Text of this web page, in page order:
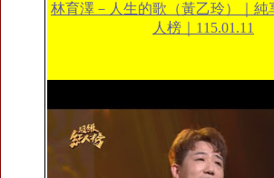
林育澤－人生的歌（黃乙玲）｜純
人榜｜115.01.11